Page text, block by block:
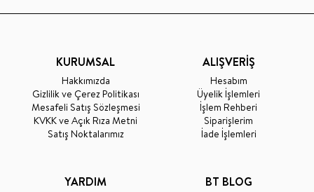
KURUMSAL
Hakkımızda
Gizlilik ve Çerez Politikası
Mesafeli Satış Sözleşmesi
KVKK ve Açık Rıza Metni
Satış Noktalarımız
ALIŞVERİŞ
Hesabım
Üyelik İşlemleri
İşlem Rehberi
Siparişlerim
İade İşlemleri
YARDIM BT BLOG